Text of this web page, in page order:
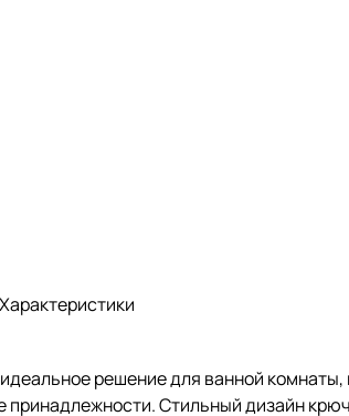
Характеристики
решение для ванной
принадлежности. Стильный дизайн